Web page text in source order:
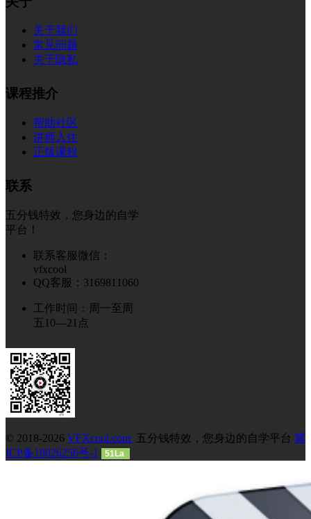
关于我们
常见问题
关于隐私
课程推介
帮助社区
讲师入住
正版课程
联系
五分钱特效，您身边的自学
平台！
联系客服微信：
vfxcool
QQ客服：3169811060
工作时间：周一至周
五10—21点
© 2018-2026 VFXcool.com 五分钱特效，您身边的自学平台 冀
ICP备18026256号-1
51La